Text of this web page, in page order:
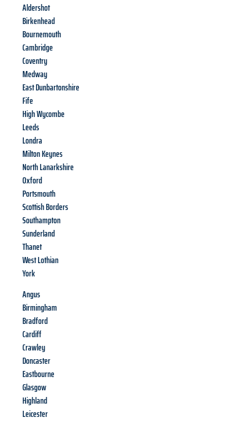
Aldershot
Birkenhead
Bournemouth
Cambridge
Coventry
Medway
East Dunbartonshire
Fife
High Wycombe
Leeds
Londra
Milton Keynes
North Lanarkshire
Oxford
Portsmouth
Scottish Borders
Southampton
Sunderland
Thanet
West Lothian
York
Angus
Birmingham
Bradford
Cardiff
Crawley
Doncaster
Eastbourne
Glasgow
Highland
Leicester